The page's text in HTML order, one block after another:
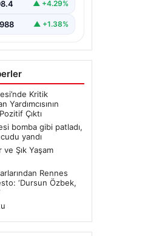
▲ +4.29%
▲ +1.38%
Kritik
Yardımcısının
Çıktı
bomba gibi patladı,
yandı
Şık Yaşam
Rennes
‘Dursun Özbek,